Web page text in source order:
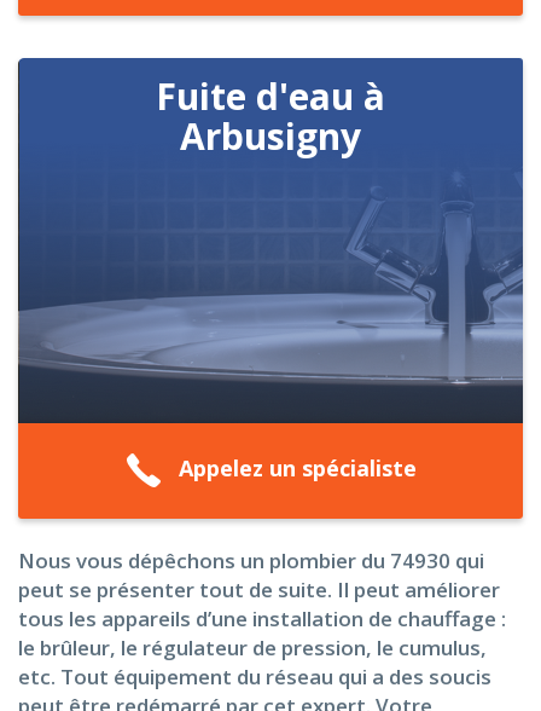
Fuite d'eau à
Arbusigny
Appelez un spécialiste
Nous vous dépêchons un plombier du 74930 qui
peut se présenter tout de suite. Il peut améliorer
tous les appareils d’une installation de chauffage :
le brûleur, le régulateur de pression, le cumulus,
etc. Tout équipement du réseau qui a des soucis